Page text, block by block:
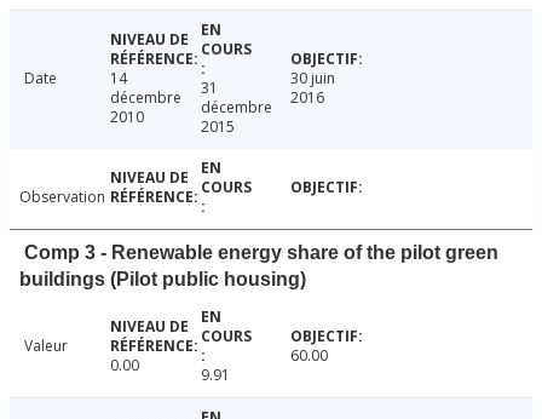
Date
14
décembre
2010
31
décembre
2015
30 juin
2016
Observation
Comp 3 - Renewable energy share of the pilot green
buildings (Pilot public housing)
Valeur
0.00
9.91
60.00